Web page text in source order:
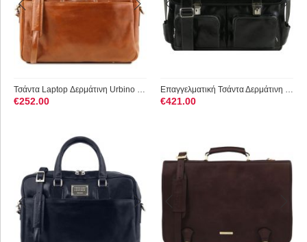
Τσάντα Laptop Δερμάτινη Urbino 15.6 ίντσες TL141241 Tuscany L...
€252.00
Επαγγελματική Τσάντα Δερμάτινη Ventimiglia με Smart Connect™ ...
€421.00